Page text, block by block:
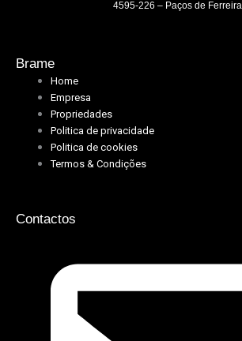
4595-226 – Paços de Ferreira
Brame
Home
Empresa
Propriedades
Politica de privacidade
Politica de cookies
Termos & Condições
Contactos